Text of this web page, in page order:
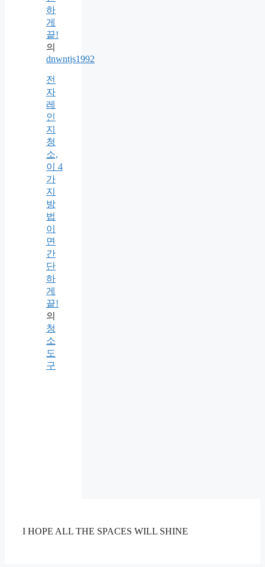
하
게
끝!
의
dnwntjs1992
전
자
레
인
지
청
소,
이 4
가
지
방
법
이
면
간
단
하
게
끝!
의
청
소
도
구
I HOPE ALL THE SPACES WILL SHINE